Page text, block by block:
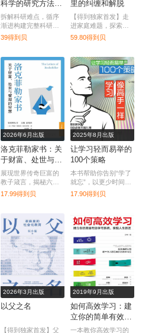
科学的研究方法、
论文写作与课题申
报
拆解科研难点，循序
渐进构建完整科研知
识体系。
39得到贝
里的纠缠和解脱
【得到独家首发】走
进家庭难题，探索中
国式家庭的纠缠与出
59.80得到贝
2026年6月出版
洛克菲勒家书：关
于财富、处世与管
理的智慧
展现世界传奇巨富的
教子箴言，揭秘六代
常青不衰的家族智
17.99得到贝
2025年8月出版
让学习轻而易举的
100个策略
本书帮助你告别“学了
就忘”，以更少时间掌
握更多知识，真正做
17.90得到贝
2026年3月出版
以父之名
【得到独家首发】父
2019年9月出版
如何高效学习：建
立你的简单有效学
习系统，实现人生
一本教你高效学习的